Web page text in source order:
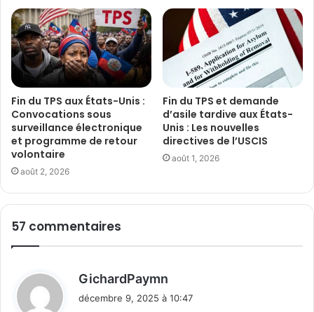
Fin du TPS aux États-Unis :
Convocations sous
surveillance électronique
et programme de retour
volontaire
août 2, 2026
Fin du TPS et demande
d’asile tardive aux États-
Unis : Les nouvelles
directives de l’USCIS
août 1, 2026
57 commentaires
GichardPaymn
décembre 9, 2025 à 10:47